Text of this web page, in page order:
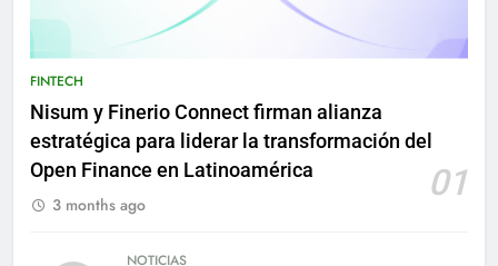
FINTECH
Nisum y Finerio Connect firman alianza
estratégica para liderar la transformación del
Open Finance en Latinoamérica
01
3 months ago
NOTICIAS